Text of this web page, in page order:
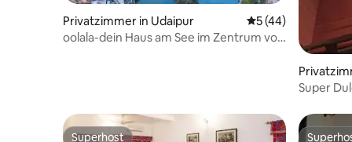
Privatzimmer in Udaipur Durchschnittliche
5 (44)
oolala-dein Haus am See im Zentrum von
Super
Superhost